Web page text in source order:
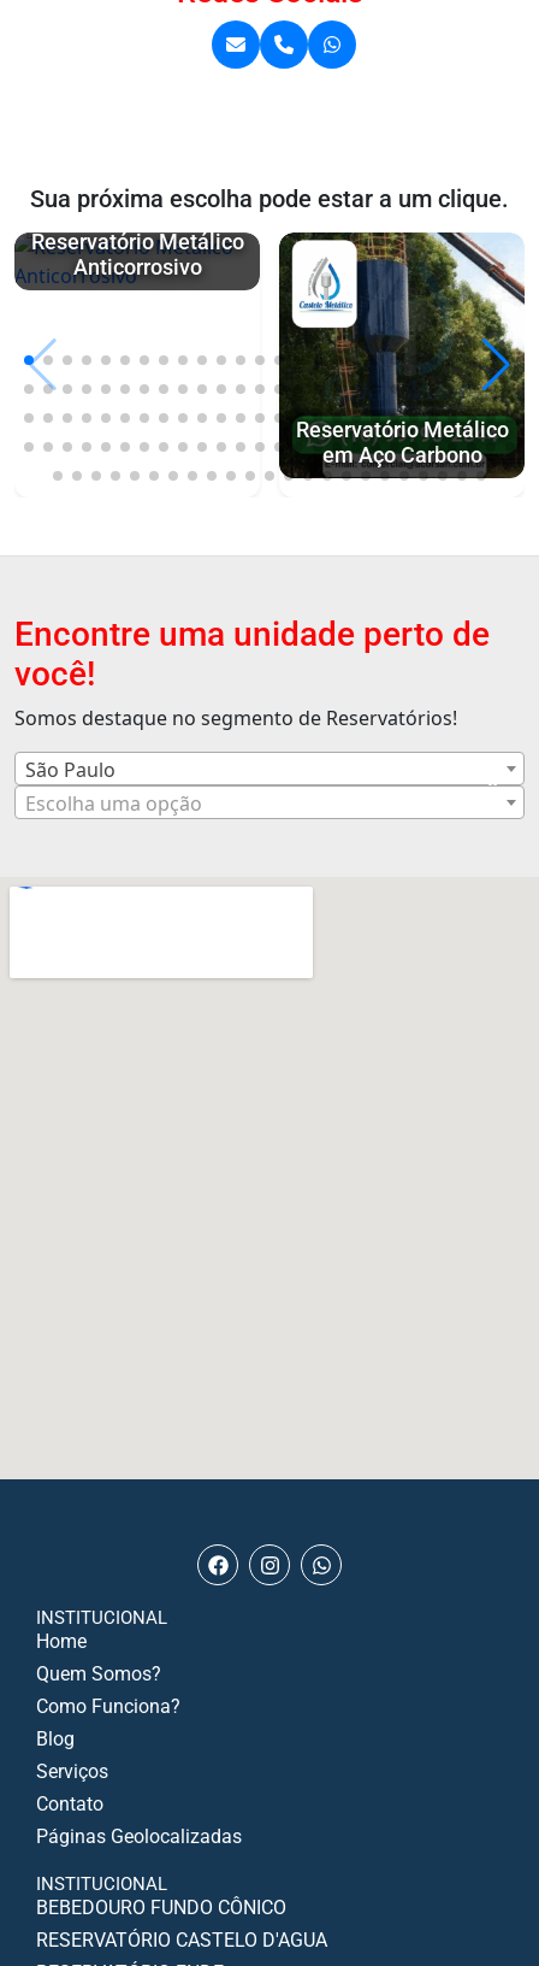
Sua próxima escolha pode estar a um clique.
Reservatório Metálico
Anticorrosivo
Reservatório Metálico
em Aço Carbono
Encontre uma unidade perto de
você!
Somos destaque no segmento de Reservatórios!
×
São Paulo
Escolha uma opção
INSTITUCIONAL
Home
Quem Somos?
Como Funciona?
Blog
Serviços
Contato
Páginas Geolocalizadas
INSTITUCIONAL
BEBEDOURO FUNDO CÔNICO
RESERVATÓRIO CASTELO D'AGUA